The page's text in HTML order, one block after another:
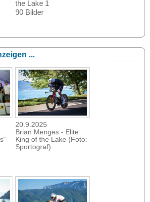
the Lake 1
90 Bilder
...
20.9.2025
Brian Menges - Elite
King of the Lake (Foto:
Sportograf)